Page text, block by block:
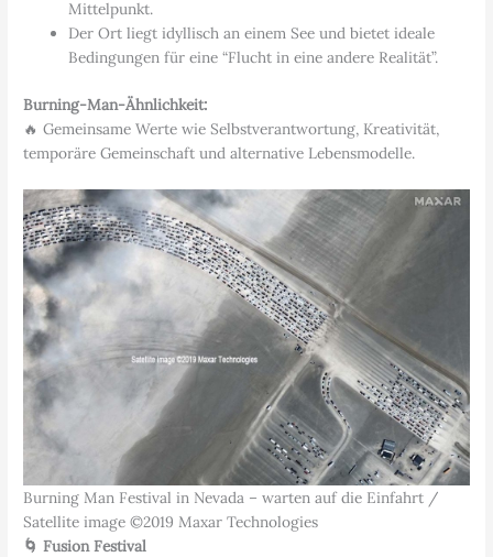
Mittelpunkt.
Der Ort liegt idyllisch an einem See und bietet ideale
Bedingungen für eine “Flucht in eine andere Realität”.
Burning-Man-Ähnlichkeit:
🔥 Gemeinsame Werte wie Selbstverantwortung, Kreativität,
temporäre Gemeinschaft und alternative Lebensmodelle.
Burning Man Festival in Nevada – warten auf die Einfahrt /
Satellite image ©2019 Maxar Technologies
🌀 Fusion Festival